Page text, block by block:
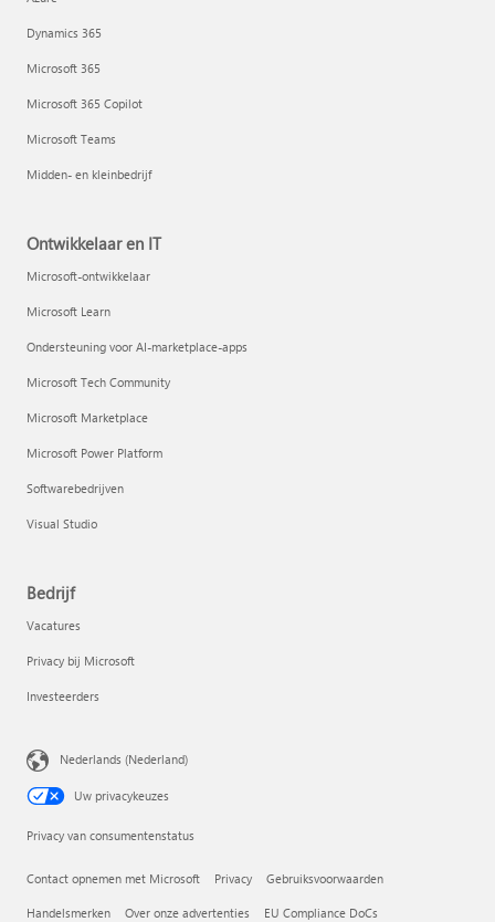
Dynamics 365
Microsoft 365
Microsoft 365 Copilot
Microsoft Teams
Midden- en kleinbedrijf
Ontwikkelaar en IT
Microsoft-ontwikkelaar
Microsoft Learn
Ondersteuning voor AI-marketplace-apps
Microsoft Tech Community
Microsoft Marketplace
Microsoft Power Platform
Softwarebedrijven
Visual Studio
Bedrijf
Vacatures
Privacy bij Microsoft
Investeerders
Nederlands (Nederland)
Uw privacykeuzes
Privacy van consumentenstatus
Contact opnemen met Microsoft Privacy Gebruiksvoorwaarden
Handelsmerken Over onze advertenties EU Compliance DoCs